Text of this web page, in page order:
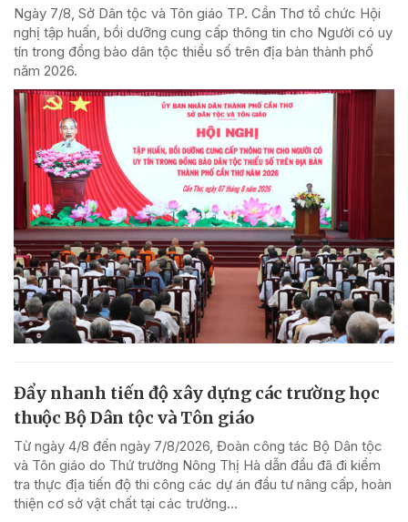
Ngày 7/8, Sở Dân tộc và Tôn giáo TP. Cần Thơ tổ chức Hội
nghị tập huấn, bồi dưỡng cung cấp thông tin cho Người có uy
tín trong đồng bào dân tộc thiểu số trên địa bàn thành phố
năm 2026.
Đẩy nhanh tiến độ xây dựng các trường học
thuộc Bộ Dân tộc và Tôn giáo
Từ ngày 4/8 đến ngày 7/8/2026, Đoàn công tác Bộ Dân tộc
và Tôn giáo do Thứ trưởng Nông Thị Hà dẫn đầu đã đi kiểm
tra thực địa tiến độ thi công các dự án đầu tư nâng cấp, hoàn
thiện cơ sở vật chất tại các trường...